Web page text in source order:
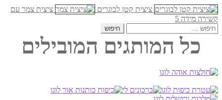
האפשרויות
היה:
הוא:
יש
לבחור
את
ציצית קטן לבוגרים
ציצית צמר עם
קשירה מידה 5
חיפוש:
כל המותגים המובילים